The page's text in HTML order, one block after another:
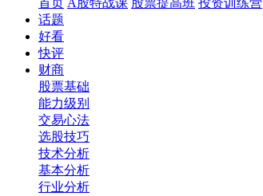
首页 A股特战课 股票提高班 投资训练营
话题
好看
快评
财商
股票基础
能力级别
交易心法
选股技巧
技术分析
基本分析
行业分析